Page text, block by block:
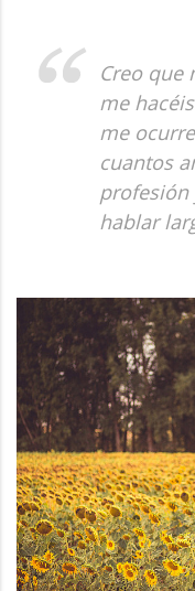
Creo que
me
me
cuantos
profesión
hablar